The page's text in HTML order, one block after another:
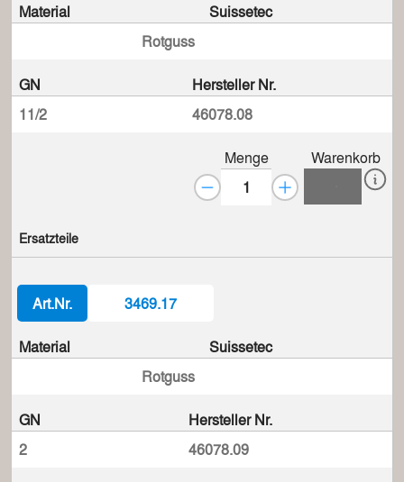
Material
Rotguss
Suissetec
GN
Hersteller Nr.
11/2
46078.08
Menge Warenkorb
Ersatzteile
Art.Nr. 3469.17
Material
Rotguss
Suissetec
GN
Hersteller Nr.
2
46078.09